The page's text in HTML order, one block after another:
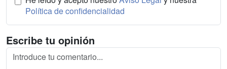
Política de confidencialidad
Escribe tu opinión